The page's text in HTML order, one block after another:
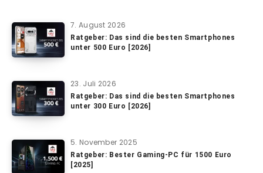
7. August 2026
Ratgeber: Das sind die besten Smartphones
unter 500 Euro [2026]
23. Juli 2026
Ratgeber: Das sind die besten Smartphones
unter 300 Euro [2026]
5. November 2025
Ratgeber: Bester Gaming-PC für 1500 Euro
[2025]